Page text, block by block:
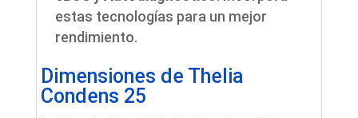
estas tecnologías para un mejor
rendimiento.
Dimensiones de Thelia
Condens 25